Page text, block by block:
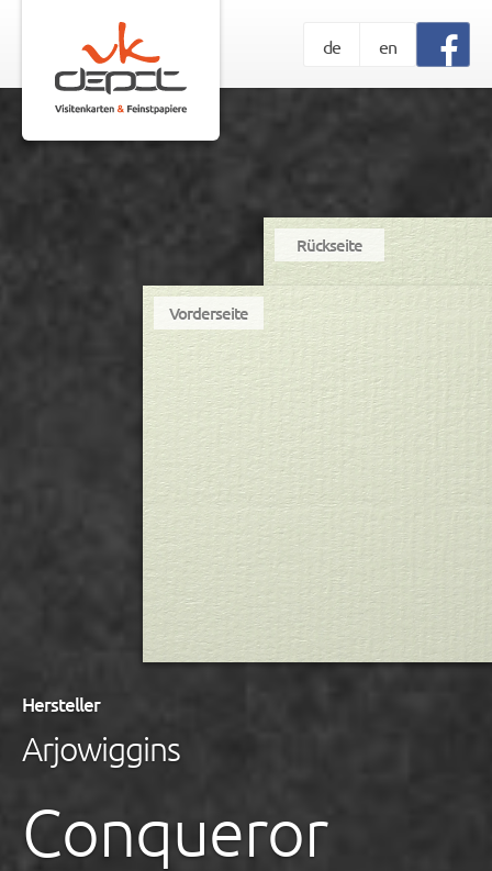
de en
Hersteller
Arjowiggins
Conqueror
Vorderseite
Rückseite